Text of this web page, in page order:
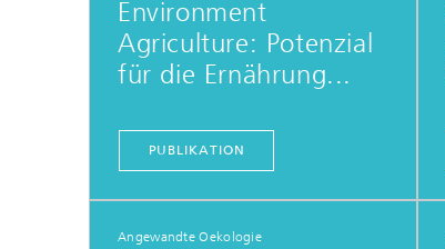
Environment
Agriculture: Potenzial
für die Ernährung...
PUBLIKATION
Angewandte Oekologie